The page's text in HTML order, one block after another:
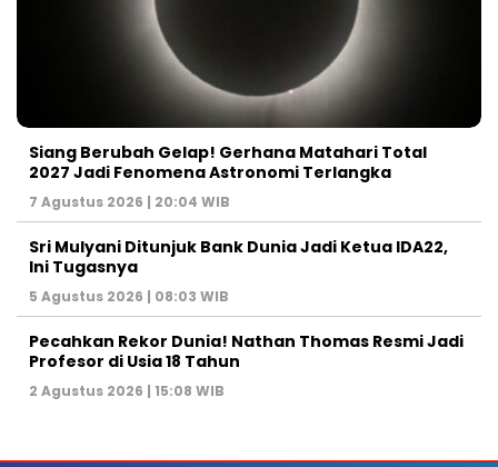
Siang Berubah Gelap! Gerhana Matahari Total
2027 Jadi Fenomena Astronomi Terlangka
7 Agustus 2026 | 20:04 WIB
Sri Mulyani Ditunjuk Bank Dunia Jadi Ketua IDA22,
Ini Tugasnya
5 Agustus 2026 | 08:03 WIB
Pecahkan Rekor Dunia! Nathan Thomas Resmi Jadi
Profesor di Usia 18 Tahun
2 Agustus 2026 | 15:08 WIB